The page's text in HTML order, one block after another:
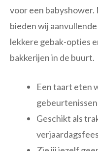
voor een babyshower.
bieden wij
lekkere gebak-opties
bakkerijen in de buurt.
Een taart eten
Geschikt als